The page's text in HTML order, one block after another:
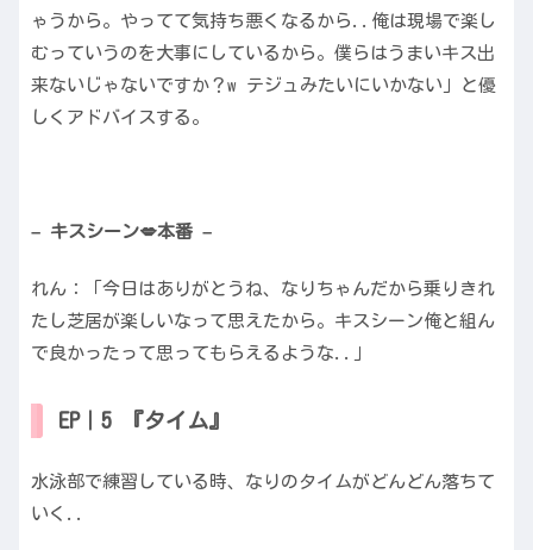
ゃうから。やってて気持ち悪くなるから..俺は現場で楽し
むっていうのを大事にしているから。僕らはうまいキス出
来ないじゃないですか？w テジュみたいにいかない」と優
しくアドバイスする。
– キスシーン💋本番 –
れん：「今日はありがとうね、なりちゃんだから乗りきれ
たし芝居が楽しいなって思えたから。キスシーン俺と組ん
で良かったって思ってもらえるような..」
EP｜5 『タイム』
水泳部で練習している時、なりのタイムがどんどん落ちて
いく..